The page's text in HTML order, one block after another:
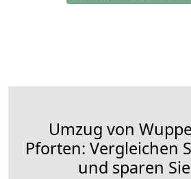
Umzug von
Pforten: Vergleichen
und sparen